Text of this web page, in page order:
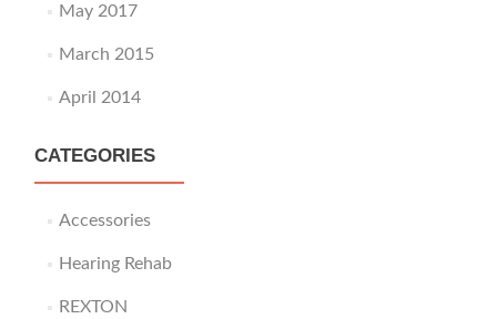
May 2017
March 2015
April 2014
CATEGORIES
Accessories
Hearing Rehab
REXTON